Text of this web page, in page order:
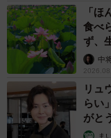
「
食べ
ず、
中
リュ
らい
がと
ま